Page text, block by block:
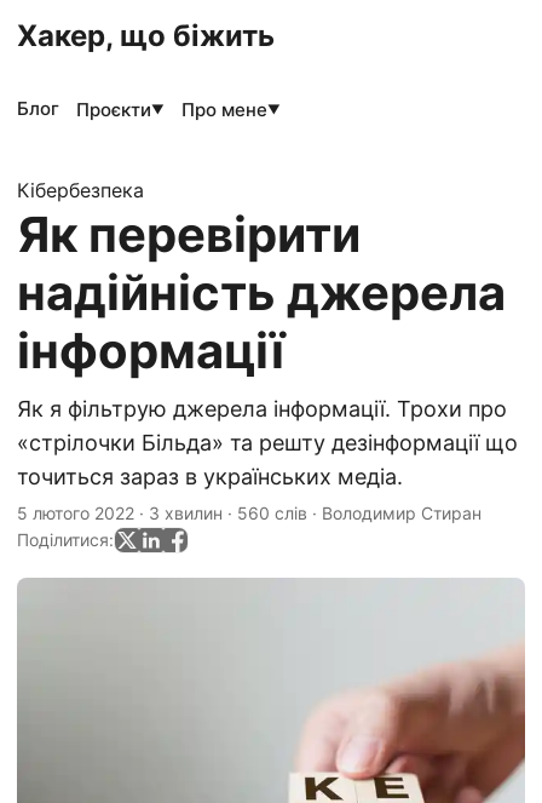
Хакер, що біжить
Блог Проєкти▼ Про мене▼
Кібербезпека
Як перевірити
надійність джерела
інформації
Як я фільтрую джерела інформації. Трохи про
«стрілочки Більда» та решту дезінформації що
точиться зараз в українських медіа.
5 лютого 2022 · 3 хвилин · 560 слів · Володимир Стиран
Поділитися: